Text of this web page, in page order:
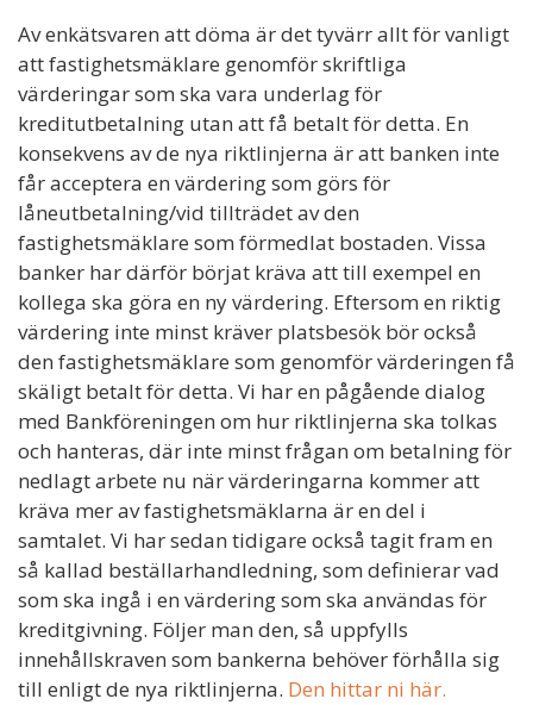
Av enkätsvaren att döma är det tyvärr allt för vanligt
att fastighetsmäklare genomför skriftliga
värderingar som ska vara underlag för
kreditutbetalning utan att få betalt för detta. En
konsekvens av de nya riktlinjerna är att banken inte
får acceptera en värdering som görs för
låneutbetalning/vid tillträdet av den
fastighetsmäklare som förmedlat bostaden. Vissa
banker har därför börjat kräva att till exempel en
kollega ska göra en ny värdering. Eftersom en riktig
värdering inte minst kräver platsbesök bör också
den fastighetsmäklare som genomför värderingen få
skäligt betalt för detta. Vi har en pågående dialog
med Bankföreningen om hur riktlinjerna ska tolkas
och hanteras, där inte minst frågan om betalning för
nedlagt arbete nu när värderingarna kommer att
kräva mer av fastighetsmäklarna är en del i
samtalet. Vi har sedan tidigare också tagit fram en
så kallad beställarhandledning, som definierar vad
som ska ingå i en värdering som ska användas för
kreditgivning. Följer man den, så uppfylls
innehållskraven som bankerna behöver förhålla sig
till enligt de nya riktlinjerna. Den hittar ni här.